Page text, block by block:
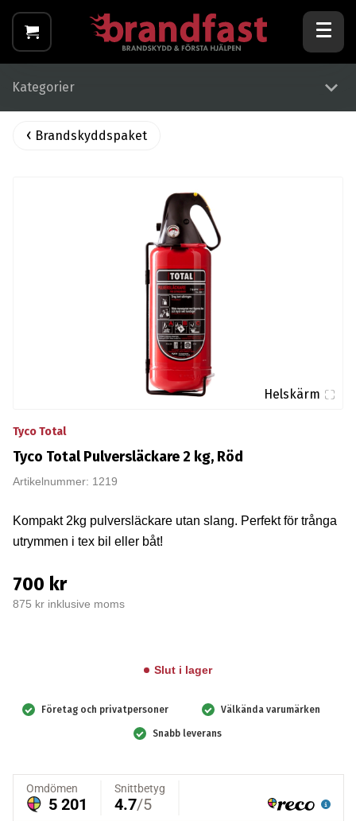
Kategorier
Brandskyddspaket
Helskärm
Tyco Total
Tyco Total Pulversläckare 2 kg, Röd
Artikelnummer: 1219
Kompakt 2kg pulversläckare utan slang. Perfekt för trånga
utrymmen i tex bil eller båt!
700 kr
875 kr inklusive moms
Slut i lager
Företag och privatpersoner Välkända varumärken
Snabb leverans